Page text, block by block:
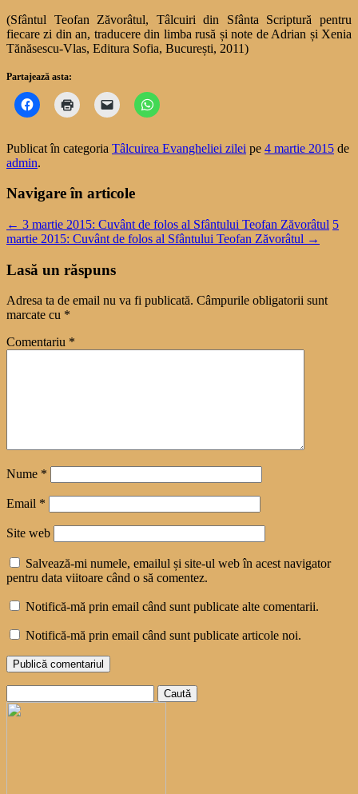
(Sfântul Teofan Zăvorâtul, Tâlcuiri din Sfânta Scriptură pentru
fiecare zi din an, traducere din limba rusă și note de Adrian și Xenia
Tănăsescu-Vlas, Editura Sofia, București, 2011)
Partajează asta:
Publicat în categoria Tâlcuirea Evangheliei zilei pe 4 martie 2015 de
admin.
Navigare în articole
← 3 martie 2015: Cuvânt de folos al Sfântului Teofan Zăvorâtul 5
martie 2015: Cuvânt de folos al Sfântului Teofan Zăvorâtul →
Lasă un răspuns
Adresa ta de email nu va fi publicată. Câmpurile obligatorii sunt
marcate cu *
Comentariu *
Nume *
Email *
Site web
Salvează-mi numele, emailul și site-ul web în acest navigator
pentru data viitoare când o să comentez.
Notifică-mă prin email când sunt publicate alte comentarii.
Notifică-mă prin email când sunt publicate articole noi.
după: